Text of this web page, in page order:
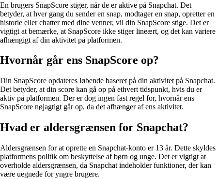
En brugers SnapScore stiger, når de er aktive på Snapchat. Det
betyder, at hver gang du sender en snap, modtager en snap, opretter en
historie eller chatter med dine venner, vil din SnapScore stige. Det er
vigtigt at bemærke, at SnapScore ikke stiger lineært, og det kan variere
afhængigt af din aktivitet på platformen.
Hvornår går ens SnapScore op?
Din SnapScore opdateres løbende baseret på din aktivitet på Snapchat.
Det betyder, at din score kan gå op på ethvert tidspunkt, hvis du er
aktiv på platformen. Der er dog ingen fast regel for, hvornår ens
SnapScore nøjagtigt går op, da det afhænger af ens aktivitet.
Hvad er aldersgrænsen for Snapchat?
Aldersgrænsen for at oprette en Snapchat-konto er 13 år. Dette skyldes
platformens politik om beskyttelse af børn og unge. Det er vigtigt at
overholde aldersgrænsen, da Snapchat indeholder funktioner, der kan
være uegnede for yngre brugere.